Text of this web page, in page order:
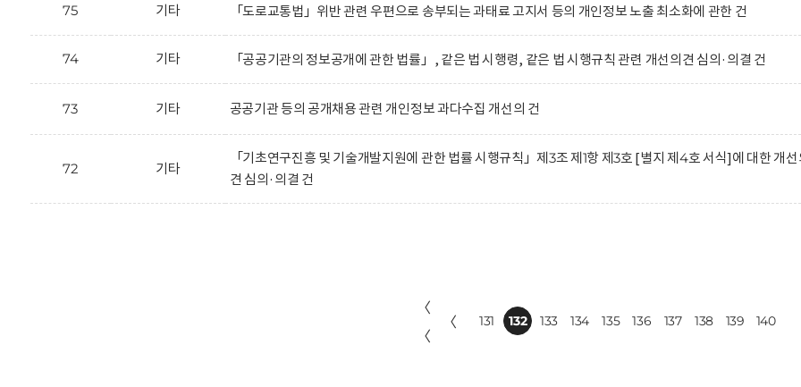
75 기타 「도로교통법」위반 관련 우편으로 송부되는 과태료 고지서 등의 개인정보 노출 최소화에 관한 건
74 기타 「공공기관의 정보공개에 관한 법률」, 같은 법 시행령, 같은 법 시행규칙 관련 개선의견 심의·의결 건
73 기타 공공기관 등의 공개채용 관련 개인정보 과다수집 개선의 건
72 기타
「기초연구진흥 및 기술개발지원에 관한 법률 시행규칙」제3조 제1항 제3호 [별지 제4호 서식]에 대한 개
견 심의·의결 건
〈
〈
〈 131 132 133 134 135 136 137 138 139 140